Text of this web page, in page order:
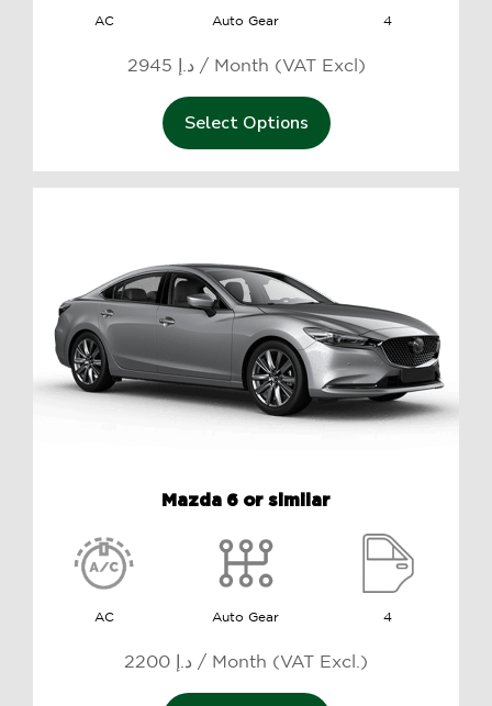
AC Auto Gear 4
Select Options
2945 د.إ / Month (VAT Excl)
Mazda 6 or similar
AC Auto Gear 4
2200 د.إ / Month (VAT Excl.)